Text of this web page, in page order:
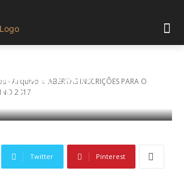
- Arquivo
ABERTAS INSCRIÇÕES PARA O
2017
PARA O
FEMININO 2017
Twitter Pinterest